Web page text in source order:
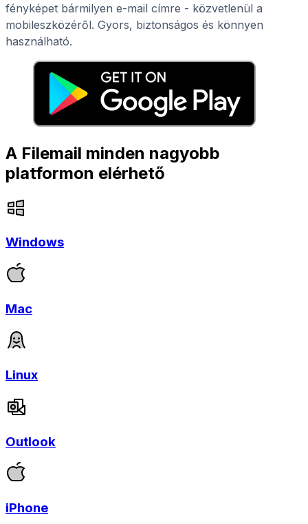
fényképet bármilyen e-mail címre - közvetlenül a
mobileszközéről. Gyors, biztonságos és könnyen
használható.
A Filemail minden nagyobb
platformon elérhető
Windows
Mac
Linux
Outlook
iPhone